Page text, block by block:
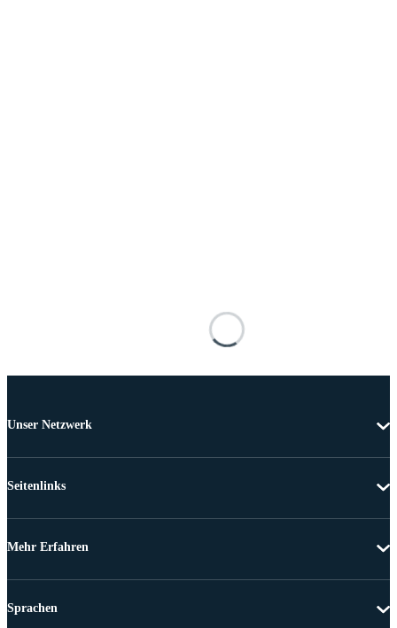
Unser Netzwerk
Seitenlinks
Mehr Erfahren
Sprachen